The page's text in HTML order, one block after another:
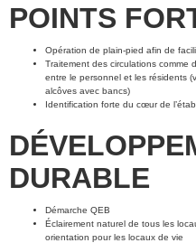
POINTS
Opération de plain-pied afin de
Traitement des circulations comme
entre le personnel et les résidents
alcôves avec bancs)
Identification forte du cœur de
DURABLE
Démarche QEB
Éclairement naturel de tous les
orientation pour les locaux de vie